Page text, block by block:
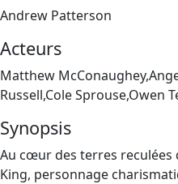
Andrew Patterson
Acteurs
Matthew
Russell,Cole Sprouse,Owen
Synopsis
Au cœur des terres reculées
King, personnage